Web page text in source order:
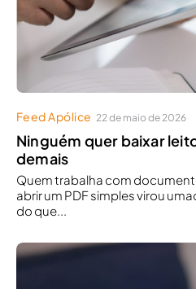
Feed Apólice 22 de maio de 2026
Ninguém quer baixar
demais
Quem trabalha com
abrir um PDF simples virou
do que...